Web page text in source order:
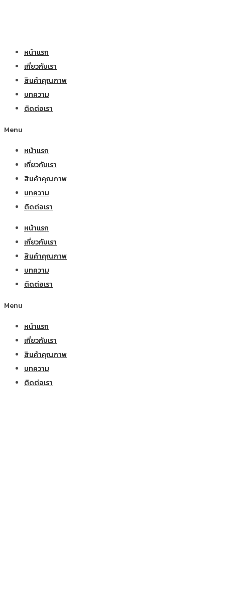
หน้าแรก
เกี่ยวกับเรา
สินค้าคุณภาพ
บทความ
ติดต่อเรา
Menu
หน้าแรก
เกี่ยวกับเรา
สินค้าคุณภาพ
บทความ
ติดต่อเรา
หน้าแรก
เกี่ยวกับเรา
สินค้าคุณภาพ
บทความ
ติดต่อเรา
Menu
หน้าแรก
เกี่ยวกับเรา
สินค้าคุณภาพ
บทความ
ติดต่อเรา